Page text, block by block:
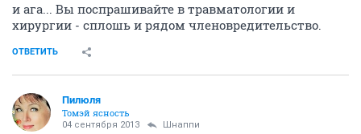
и ага... Вы поспрашивайте в травматологии и
хирургии - сплошь и рядом членовредительство.
ОТВЕТИТЬ
Пилюля
Томэй ясность
04 сентября 2013 Шнаппи